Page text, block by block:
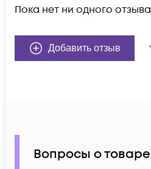
Пока нет ни одного отзыва
Добавить отзыв
Вопросы о товаре